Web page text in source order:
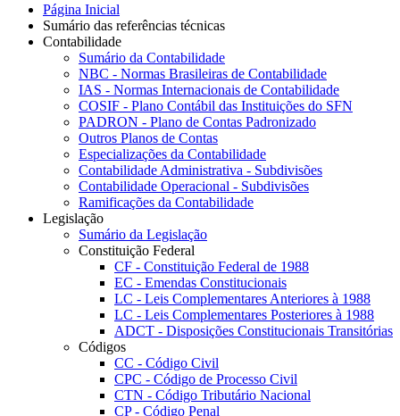
Página Inicial
Sumário das referências técnicas
Contabilidade
Sumário da Contabilidade
NBC - Normas Brasileiras de Contabilidade
IAS - Normas Internacionais de Contabilidade
COSIF - Plano Contábil das Instituições do SFN
PADRON - Plano de Contas Padronizado
Outros Planos de Contas
Especializações da Contabilidade
Contabilidade Administrativa - Subdivisões
Contabilidade Operacional - Subdivisões
Ramificações da Contabilidade
Legislação
Sumário da Legislação
Constituição Federal
CF - Constituição Federal de 1988
EC - Emendas Constitucionais
LC - Leis Complementares Anteriores à 1988
LC - Leis Complementares Posteriores à 1988
ADCT - Disposições Constitucionais Transitórias
Códigos
CC - Código Civil
CPC - Código de Processo Civil
CTN - Código Tributário Nacional
CP - Código Penal